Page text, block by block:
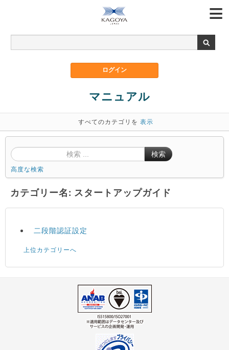
マニュアル
すべてのカテゴリを 表示
検索
高度な検索
カテゴリー名: スタートアップガイド
二段階認証設定
上位カテゴリーへ